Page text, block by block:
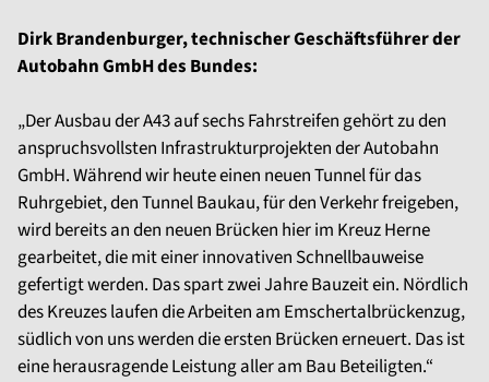
Dirk Brandenburger, technischer Geschäftsführer der
Autobahn GmbH des Bundes:
„Der Ausbau der A43 auf sechs Fahrstreifen gehört zu den
anspruchsvollsten Infrastrukturprojekten der Autobahn
GmbH. Während wir heute einen neuen Tunnel für das
Ruhrgebiet, den Tunnel Baukau, für den Verkehr freigeben,
wird bereits an den neuen Brücken hier im Kreuz Herne
gearbeitet, die mit einer innovativen Schnellbauweise
gefertigt werden. Das spart zwei Jahre Bauzeit ein. Nördlich
des Kreuzes laufen die Arbeiten am Emschertalbrückenzug,
südlich von uns werden die ersten Brücken erneuert. Das ist
eine herausragende Leistung aller am Bau Beteiligten.“